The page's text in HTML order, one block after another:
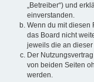
„Betreiber“) und
einverstanden.
Wenn du mit diesen
das Board nicht
jeweils die an
Der
von beiden Seiten
werden.